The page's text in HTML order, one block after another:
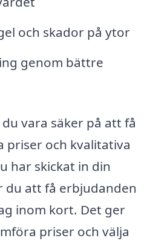
och skador på ytor
genom bättre
vara säker på att få
och kvalitativa
har skickat in din
att få erbjudanden
inom kort. Det ger
priser och välja